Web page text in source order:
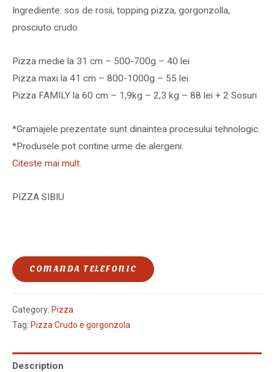
Ingrediente: sos de rosii, topping pizza, gorgonzolla,
prosciuto crudo.
Pizza medie la 31 cm – 500-700g – 40 lei
Pizza maxi la 41 cm – 800-1000g – 55 lei
Pizza FAMILY la 60 cm – 1,9kg – 2,3 kg – 88 lei + 2 Sosuri
*Gramajele prezentate sunt dinaintea procesului tehnologic.
*Produsele pot contine urme de alergeni.
Citeste mai mult.
PIZZA SIBIU
COMANDA TELEFONIC
Category: Pizza
Tag: Pizza Crudo e gorgonzola
Description